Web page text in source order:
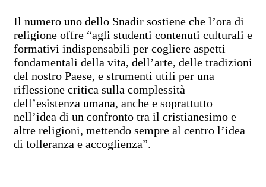
Il numero uno dello Snadir sostiene che l’ora di
religione offre “agli studenti contenuti culturali e
formativi indispensabili per cogliere aspetti
fondamentali della vita, dell’arte, delle tradizioni
del nostro Paese, e strumenti utili per una
riflessione critica sulla complessità
dell’esistenza umana, anche e soprattutto
nell’idea di un confronto tra il cristianesimo e
altre religioni, mettendo sempre al centro l’idea
di tolleranza e accoglienza”.